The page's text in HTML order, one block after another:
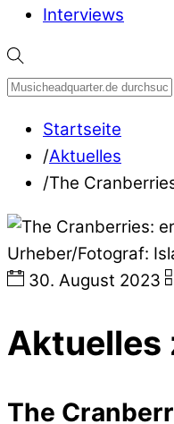
Interviews
Startseite
/Aktuelles
/The
Urheber/Fotograf:
30. August 2023
Aktuelles
The